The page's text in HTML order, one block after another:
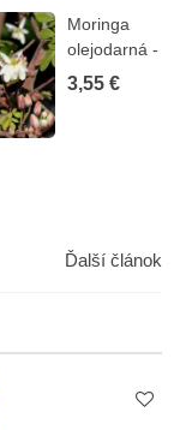
Moringa
olejodarná -
Moringa
3,55 €
Ďalší článok